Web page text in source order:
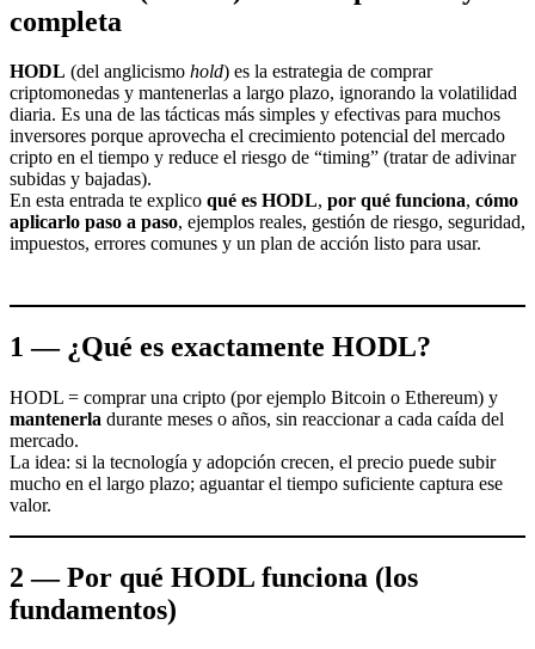
completa
HODL (del anglicismo hold) es la estrategia de comprar
criptomonedas y mantenerlas a largo plazo, ignorando la volatilidad
diaria. Es una de las tácticas más simples y efectivas para muchos
inversores porque aprovecha el crecimiento potencial del mercado
cripto en el tiempo y reduce el riesgo de “timing” (tratar de adivinar
subidas y bajadas).
En esta entrada te explico qué es HODL, por qué funciona, cómo
aplicarlo paso a paso, ejemplos reales, gestión de riesgo, seguridad,
impuestos, errores comunes y un plan de acción listo para usar.
1 — ¿Qué es exactamente HODL?
HODL = comprar una cripto (por ejemplo Bitcoin o Ethereum) y
mantenerla durante meses o años, sin reaccionar a cada caída del
mercado.
La idea: si la tecnología y adopción crecen, el precio puede subir
mucho en el largo plazo; aguantar el tiempo suficiente captura ese
valor.
2 — Por qué HODL funciona (los
fundamentos)